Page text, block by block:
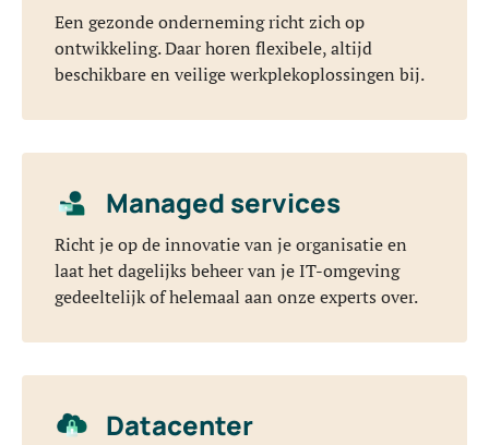
Een gezonde onderneming richt zich op
ontwikkeling. Daar horen flexibele, altijd
beschikbare en veilige werkplekoplossingen bij.
Managed services
Richt je op de innovatie van je organisatie en
laat het dagelijks beheer van je IT-omgeving
gedeeltelijk of helemaal aan onze experts over.
Datacenter